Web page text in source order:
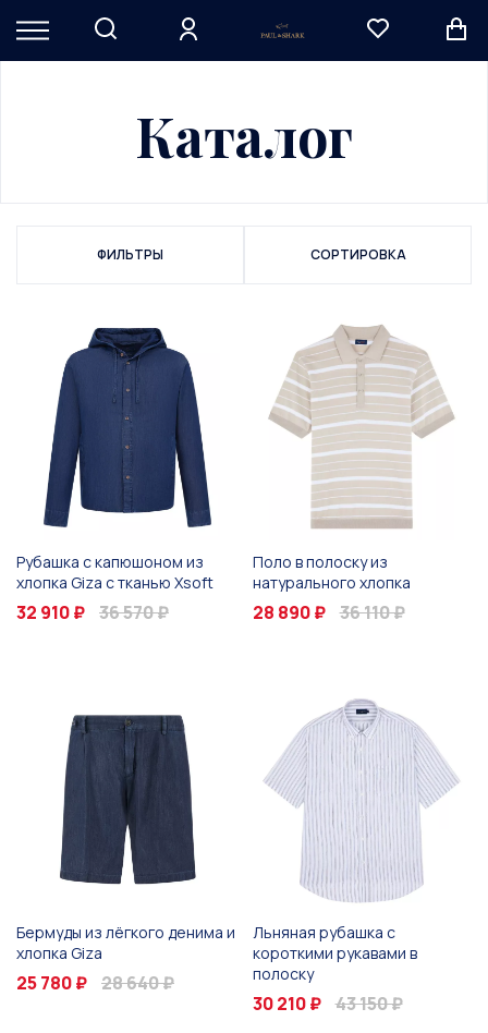
Каталог
ФИЛЬТРЫ СОРТИРОВКА
Рубашка с капюшоном из
хлопка Giza с тканью Xsoft
32 910 ₽ 36 570 ₽
Поло в полоску из
натурального хлопка
28 890 ₽ 36 110 ₽
Бермуды из лёгкого денима и
хлопка Giza
25 780 ₽ 28 640 ₽
Льняная рубашка с
короткими рукавами в
полоску
30 210 ₽ 43 150 ₽